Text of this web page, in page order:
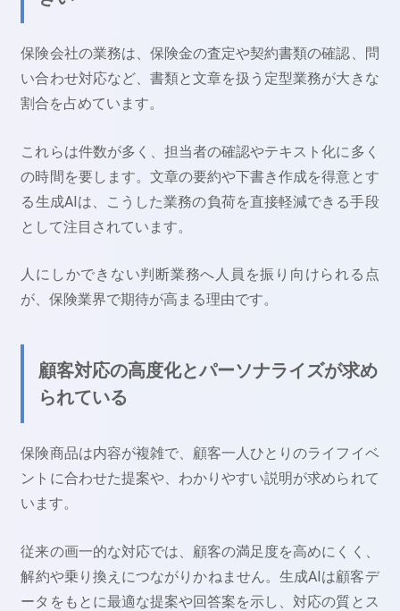
保険会社の業務は、保険金の査定や契約書類の確認、問
い合わせ対応など、書類と文章を扱う定型業務が大きな
割合を占めています。
これらは件数が多く、担当者の確認やテキスト化に多く
の時間を要します。文章の要約や下書き作成を得意とす
る生成AIは、こうした業務の負荷を直接軽減できる手段
として注目されています。
人にしかできない判断業務へ人員を振り向けられる点
が、保険業界で期待が高まる理由です。
顧客対応の高度化とパーソナライズが求め
られている
保険商品は内容が複雑で、顧客一人ひとりのライフイベ
ントに合わせた提案や、わかりやすい説明が求められて
います。
従来の画一的な対応では、顧客の満足度を高めにくく、
解約や乗り換えにつながりかねません。生成AIは顧客デ
ータをもとに最適な提案や回答案を示し、対応の質とス